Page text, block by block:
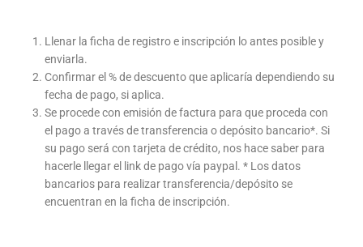
Llenar la ficha de registro e inscripción lo antes posible y
enviarla.
Confirmar el % de descuento que aplicaría dependiendo su
fecha de pago, si aplica.
Se procede con emisión de factura para que proceda con
el pago a través de transferencia o depósito bancario*. Si
su pago será con tarjeta de crédito, nos hace saber para
hacerle llegar el link de pago vía paypal. * Los datos
bancarios para realizar transferencia/depósito se
encuentran en la ficha de inscripción.